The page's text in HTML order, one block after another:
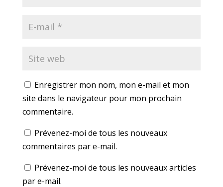
Enregistrer mon nom, mon e-mail et mon
site dans le navigateur pour mon prochain
commentaire.
Prévenez-moi de tous les nouveaux
commentaires par e-mail.
Prévenez-moi de tous les nouveaux articles
par e-mail.